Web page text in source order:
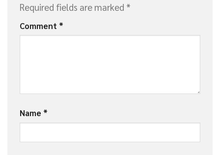
Required fields are marked *
Comment *
Name *